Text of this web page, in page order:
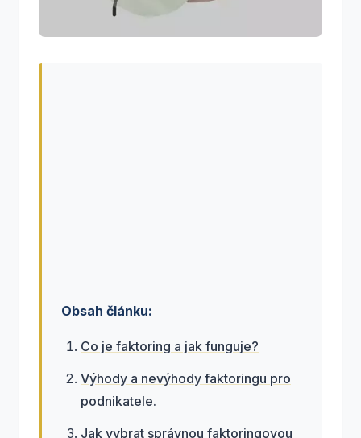
Obsah článku:
Co je faktoring a jak funguje?
Výhody a nevýhody faktoringu pro
podnikatele.
Jak vybrat správnou faktoringovou